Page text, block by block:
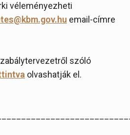
véleményezheti
email-címre
szóló
olvashatják el.